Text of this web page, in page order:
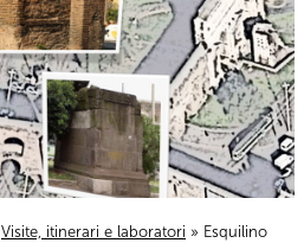
Visite, itinerari e laboratori » Esquilino